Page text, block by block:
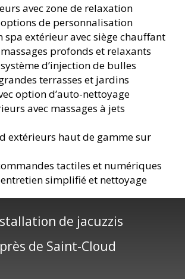
avec zone de relaxation
options de personnalisation
spa extérieur avec siège chauffant
massages profonds et relaxants
d’injection de bulles
terrasses et jardins
option d’auto-nettoyage
avec massages à jets
extérieurs haut de gamme sur
tactiles et numériques
entretien simplifié et nettoyage
de jacuzzis
de Saint-Cloud